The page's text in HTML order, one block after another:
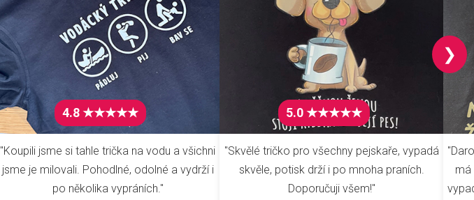
4.8 ★★★★★
"Koupili jsme si tahle trička na vodu a všichni
jsme je milovali. Pohodlné, odolné a vydrží i
po několika vypráních."
5.0 ★★★★★
"Skvělé tričko pro všechny pejskaře, vypadá
skvěle, potisk drží i po mnoha praních.
Doporučuji všem!"
má
❯